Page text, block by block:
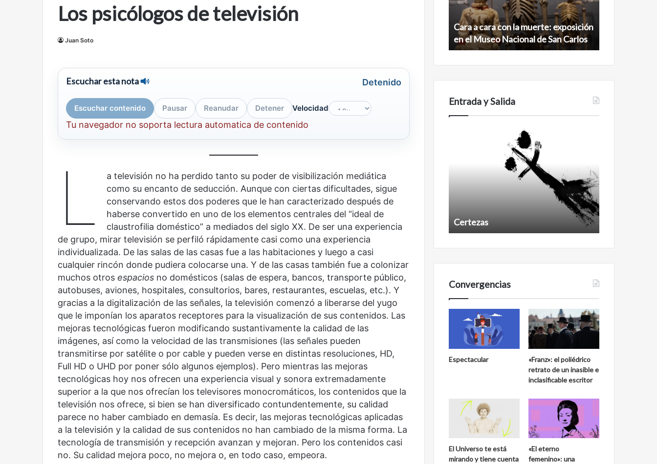
Los psicólogos de televisión
Juan Soto
Escuchar esta nota Detenido
Escuchar contenido Pausar Reanudar Detener Velocidad
Tu navegador no soporta lectura automatica de contenido
L
a televisión no ha perdido tanto su poder de visibilización mediática
como su encanto de seducción. Aunque con ciertas dificultades, sigue
conservando estos dos poderes que le han caracterizado después de
haberse convertido en uno de los elementos centrales del “ideal de
claustrofilia doméstico” a mediados del siglo XX. De ser una experiencia
de grupo, mirar televisión se perfiló rápidamente casi como una experiencia
individualizada. De las salas de las casas fue a las habitaciones y luego a casi
cualquier rincón donde pudiera colocarse una. Y de las casas también fue a colonizar
muchos otros espacios no domésticos (salas de espera, bancos, transporte público,
autobuses, aviones, hospitales, consultorios, bares, restaurantes, escuelas, etc.). Y
gracias a la digitalización de las señales, la televisión comenzó a liberarse del yugo
que le imponían los aparatos receptores para la visualización de sus contenidos. Las
mejoras tecnológicas fueron modificando sustantivamente la calidad de las
imágenes, así como la velocidad de las transmisiones (las señales pueden
transmitirse por satélite o por cable y pueden verse en distintas resoluciones, HD,
Full HD o UHD por poner sólo algunos ejemplos). Pero mientras las mejoras
tecnológicas hoy nos ofrecen una experiencia visual y sonora extremadamente
superior a la que nos ofrecían los televisores monocromáticos, los contenidos que la
televisión nos ofrece, si bien se han diversificado contundentemente, su calidad
parece no haber cambiado en demasía. Es decir, las mejoras tecnológicas aplicadas
a la televisión y la calidad de sus contenidos no han cambiado de la misma forma. La
tecnología de transmisión y recepción avanzan y mejoran. Pero los contenidos casi
no. Su calidad mejora poco, no mejora o, en todo caso, empeora.
Cine, futbol y América Latina: una
mirada diferente
nuevo
espacio
la
cultura
Abre la Sala Nacional
Contemporánea, un nuevo espacio
diversidad
en
colección
digital
exposición
el
Museo
Nacional
Carlos
Cara a cara con la muerte: exposición
en el Museo Nacional de San Carlos
de
Entrada y Salida
El
dragón
El dragón
No
murió
No murió de amor Certezas
Convergencias
Espectacular
«Franz»: el poliédrico
retrato de un inasible e
inclasificable escritor
El Universo te está
mirando y tiene cuenta
«El eterno
femenino»: una